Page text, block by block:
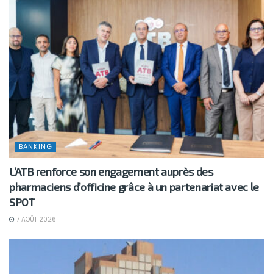
BANKING
L’ATB renforce son engagement auprès des
pharmaciens d’officine grâce à un partenariat avec le
SPOT
7 AOÛT 2026